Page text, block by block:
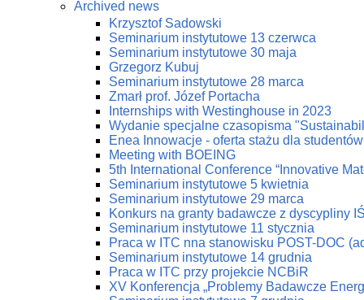
Archived news
Krzysztof Sadowski
Seminarium instytutowe 13 czerwca
Seminarium instytutowe 30 maja
Grzegorz Kubuj
Seminarium instytutowe 28 marca
Zmarł prof. Józef Portacha
Internships with Westinghouse in 2023
Wydanie specjalne czasopisma
Enea Innowacje - oferta stażu dla
Meeting with BOEING
5th International Conference “Innovative
Seminarium instytutowe 5 kwietnia
Seminarium instytutowe 29 marca
Konkurs na granty badawcze z dyscypliny
Seminarium instytutowe 11 stycznia
Praca w ITC nna stanowisku POST-DOC
Seminarium instytutowe 14 grudnia
Praca w ITC przy projekcie NCBiR
XV Konferencja „Problemy Badawcze